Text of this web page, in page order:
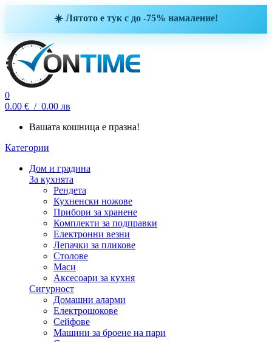
☀️ Лятото е тук с до -75% намаление!
0
0.00 € / 0.00 лв
Вашата кошница е празна!
Категории
Дом и градина
За кухнята
Рендета
Кухненски ножове
Прибори за хранене
Комплекти за подправки
Електронни везни
Лепачки за пликове
Столове
Маси
Аксесоари за кухня
Сигурност
Домашни аларми
Електрошокове
Сейфове
Машини за броене на пари